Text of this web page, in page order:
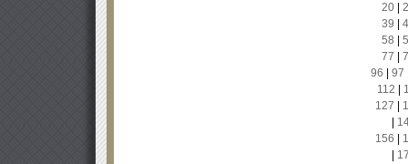
20|
39
58
77
96
97
112
127
156